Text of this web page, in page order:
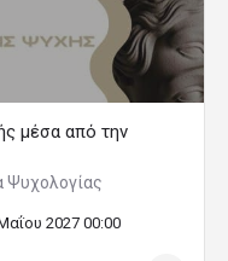
μέσα από την
Ψυχολογίας
2027 00:00